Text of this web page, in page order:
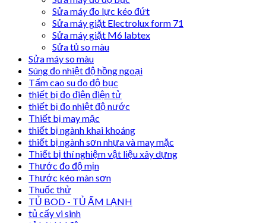
Sửa máy đo lực kéo đứt
Sửa máy giặt Electrolux form 71
Sửa máy giặt M6 labtex
Sửa tủ so màu
Sửa máy so màu
Súng đo nhiệt độ hồng ngoại
Tấm cao su đo độ bục
thiết bị đo điện điện tử
thiết bị đo nhiệt độ nước
Thiết bị may mặc
thiết bị ngành khai khoáng
thiết bị ngành sơn nhựa và may mặc
Thiết bị thí nghiệm vật liệu xây dựng
Thước đo độ mịn
Thước kéo màn sơn
Thuốc thử
TỦ BOD - TỦ ẤM LẠNH
tủ cấy vi sinh